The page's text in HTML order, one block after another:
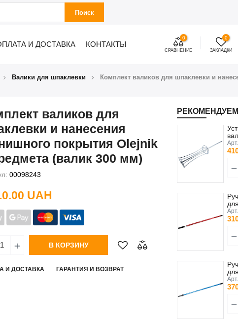
Поиск
И ДОСТАВКА КОНТАКТЫ
0
СРАВНЕНИЕ
0
ЗАКЛАДКИ
Валики для шпаклевки
Комплект валиков для шпаклевки и
валиков для
и нанесения
покрытия Olejnik
(валик 300 мм)
00098243
UAH
В КОРЗИНУ
И ДОСТАВКА ГАРАНТИЯ И ВОЗВРАТ